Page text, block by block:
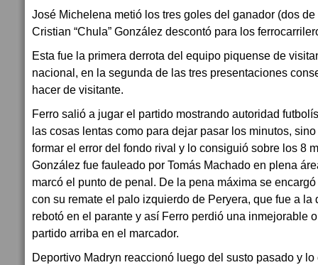
José Michelena metió los tres goles del ganador (dos
Cristian “Chula” González descontó para los
Esta fue la primera derrota del equipo piquense de
nacional, en la segunda de las tres presentaciones
hacer de visitante.
Ferro salió a jugar el partido mostrando autoridad
las cosas lentas como para dejar pasar los minutos,
formar el error del fondo rival y lo consiguió sobre los 8
González fue fauleado por Tomás Machado en plena
marcó el punto de penal. De la pena máxima se
con su remate el palo izquierdo de Peryera, que fue a la
rebotó en el parante y así Ferro perdió una inmejorable
partido arriba en el marcador.
Deportivo Madryn reaccionó luego del susto pasado y